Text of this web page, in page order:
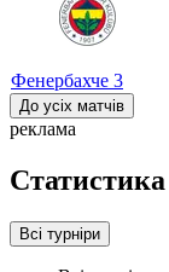
Фенербахче 3
До усіх матчів
реклама
Статистика
Всі турніри